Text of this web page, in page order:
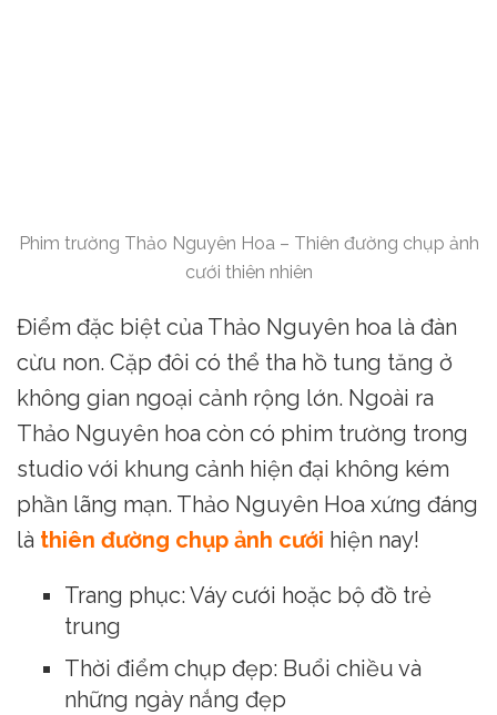
Phim trường Thảo Nguyên Hoa – Thiên đường chụp ảnh
cưới thiên nhiên
Điểm đặc biệt của Thảo Nguyên hoa là đàn
cừu non. Cặp đôi có thể tha hồ tung tăng ở
không gian ngoại cảnh rộng lớn. Ngoài ra
Thảo Nguyên hoa còn có phim trường trong
studio với khung cảnh hiện đại không kém
phần lãng mạn. Thảo Nguyên Hoa xứng đáng
là thiên đường chụp ảnh cưới hiện nay!
Trang phục: Váy cưới hoặc bộ đồ trẻ
trung
Thời điểm chụp đẹp: Buổi chiều và
những ngày nắng đẹp